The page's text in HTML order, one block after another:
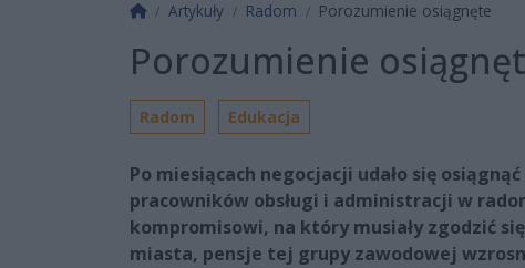
Strona główna
Artykuły Radom Porozumienie osiągnęte
Porozumienie
Radom Edukacja
Po miesiącach negocjacji udało się
pracowników obsługi i administracji w
kompromisowi, na który musiały zgodzić
miasta, pensje tej grupy zawodowej